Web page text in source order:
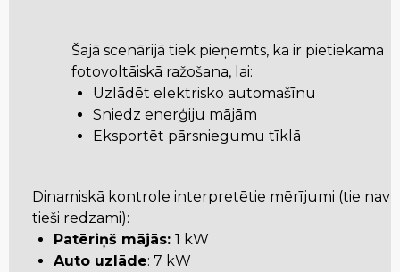
Šajā scenārijā tiek pieņemts, ka ir pietiekama
fotovoltāiskā ražošana, lai:
Uzlādēt elektrisko automašīnu
Sniedz enerģiju mājām
Eksportēt pārsniegumu tīklā
Dinamiskā kontrole interpretētie mērījumi (tie nav
tieši redzami):
Patēriņš mājās: 1 kW
Auto uzlāde: 7 kW